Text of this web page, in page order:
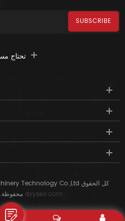
تحتاج
محفوظة. مشغل بواسطةdyyseo.com